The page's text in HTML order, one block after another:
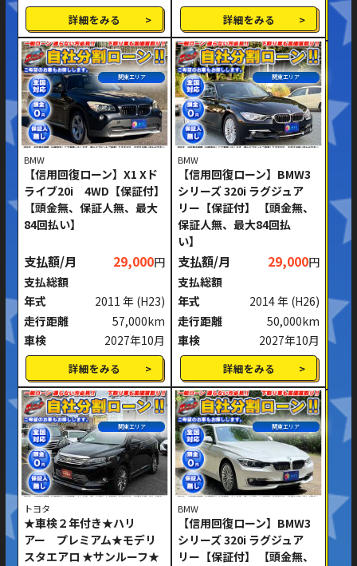
詳細をみる 詳細をみる
関東エリア
BMW
【信用回復ローン】X1 Xド
ライブ20i 4WD【保証付】
【頭金無、保証人無、最大
84回払い】
支払額/月 29,000円
支払総額
年式
2011 年 (H23)
走行距離
57,000km
車検
2027年10月
詳細をみる
関東エリア
BMW
【信用回復ローン】BMW3
シリーズ 320i ラグジュア
リー【保証付】 【頭金無、
保証人無、最大84回払
い】
支払額/月 29,000円
支払総額
年式
2014 年 (H26)
走行距離
50,000km
車検
2027年10月
詳細をみる
関東エリア
トヨタ
★車検２年付き★ハリ
アー プレミアム★モデリ
スタエアロ ★サンルーフ★
関東エリア
BMW
【信用回復ローン】BMW3
シリーズ 320i ラグジュア
リー【保証付】 【頭金無、